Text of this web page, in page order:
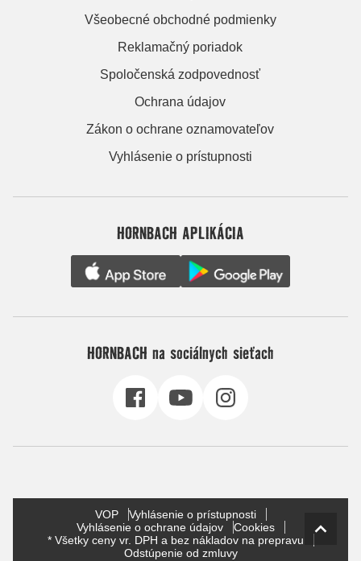
Všeobecné obchodné podmienky
Reklamačný poriadok
Spoločenská zodpovednosť
Ochrana údajov
Zákon o ochrane oznamovateľov
Vyhlásenie o prístupnosti
HORNBACH APLIKÁCIA
HORNBACH na sociálnych sieťach
VOP
Vyhlásenie o prístupnosti
Vyhlásenie o ochrane údajov
Cookies
* Všetky ceny vr. DPH a bez nákladov na prepravu
Odstúpenie od zmluvy